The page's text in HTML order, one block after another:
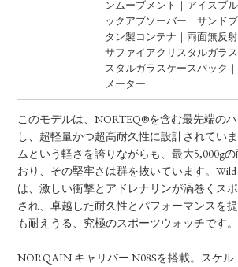
ンムーブメント｜アイスブ
ックアブソーバー｜サンド
タン製コンテナ｜両面無反
サファイアクリスタルガラ
スタルガラスケースバック
メーター｜
このモデルは、NORTEQ®を含む最先端の
し、超軽量かつ超高耐久性に設計されてい
ムという軽さを誇りながらも、最大5,000g
おり、その堅牢さは群を抜いています。Wild
は、激しい衝撃とアドレナリンが渦巻くス
され、卓越した耐久性とパフォーマンスを
も耐えうる、究極のスポーツウォッチです。
NORQAIN キャリバー N08Sを搭載。スケ